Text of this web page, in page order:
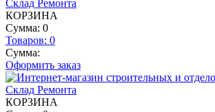
КОРЗИНА
Сумма: 0
Товаров: 0
Сумма:
Оформить заказ
КОРЗИНА